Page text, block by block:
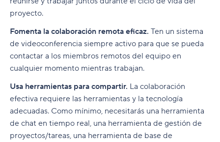
proyecto.
Fomenta la colaboración remota eficaz. Ten un sistema
de videoconferencia siempre activo para que se pueda
contactar a los miembros remotos del equipo en
cualquier momento mientras trabajan.
Usa herramientas para compartir. La colaboración
efectiva requiere las herramientas y la tecnología
adecuadas. Como mínimo, necesitarás una herramienta
de chat en tiempo real, una herramienta de gestión de
proyectos/tareas, una herramienta de base de